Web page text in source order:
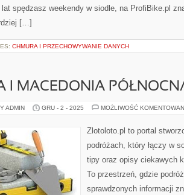
lat spędzasz weekendy w siodle, na ProfiBike.pl
[…]
CHMURA I PRZECHOWYWANIE DANYCH
I MACEDONIA
ADMIN GRU - 2 - 2025 MOŻLIWOŚĆ
Zlotoloto.pl to portal
podróżach, który łączy w
tipy oraz opisy ciekawych
To przestrzeń, gdzie
sprawdzonych informacji